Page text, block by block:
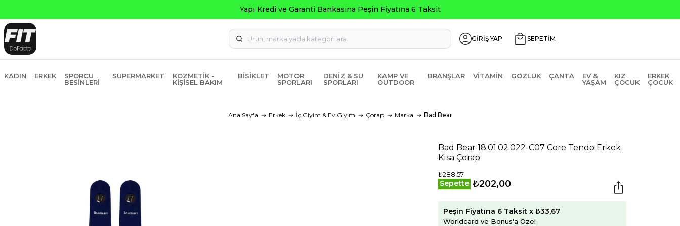
Yapı Kredi ve Garanti Bankasına Peşin Fiyatına 6 Taksit
GİRİŞ YAP SEPETİM
KADIN ERKEK
SPORCU
BESINLERI
SÜPERMARKET
KOZMETIK -
KIŞISEL BAKIM
BISIKLET
MOTOR
SPORLARI
DENIZ & SU
SPORLARI
KAMP VE
OUTDOOR
BRANŞLAR VITAMIN GÖZLÜK ÇANTA
EV &
YAŞAM
KIZ
ÇOCUK
ERKEK
ÇOCUK
Ana Sayfa Erkek İç Giyim & Ev Giyim Çorap Marka Bad Bear
Bad Bear 18.01.02.022-C07 Core Tendo Erkek
Kısa Çorap
₺288,57
Sepette ₺202,00
Peşin Fiyatına 6 Taksit x ₺33,67
Worldcard ve Bonus'a Özel